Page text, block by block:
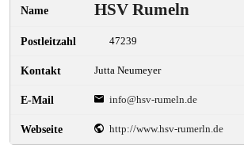
HSV Rumeln
47239
Jutta Neumeyer
info@hsv-rumeln.de
http://www.hsv-rumerln.de